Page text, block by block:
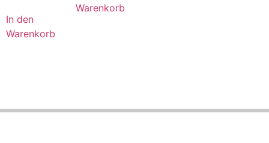
In den
Warenkorb
Warenkorb